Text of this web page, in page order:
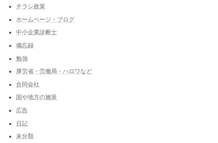
チラシ政策
ホームベージ・ブログ
中小企業診断士
備忘録
勉強
厚労省・労働局・ハロワなど
合同会社
国や地方の施策
広告
日記
未分類